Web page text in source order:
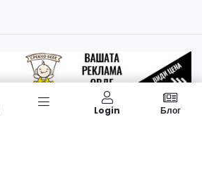
Login Блог